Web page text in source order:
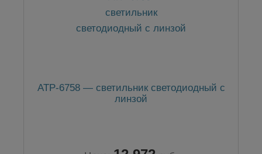
АТР-6758 — cветильник светодиодный с
линзой